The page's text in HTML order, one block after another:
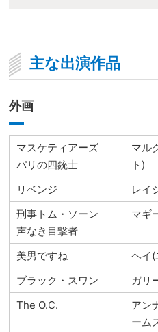
主な出演作品
外画
マスケティアーズ
パリの四銃士
マル
ト)
リベンジ
レイ
刑事トム・ソーン
声なき目撃者
マギ
美男ですね
ヘイ(
ブラック・スワン
ガリ
The O.C.
アン
ーム